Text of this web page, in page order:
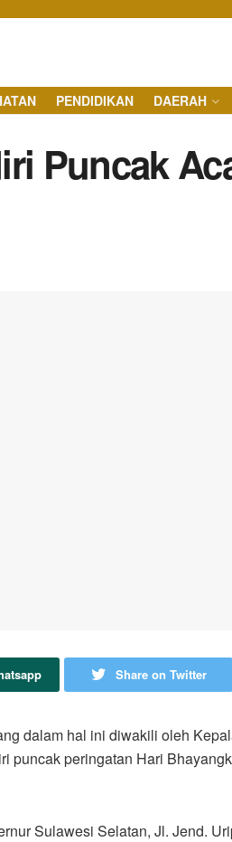
PENDIDIKAN DAERAH
Puncak
Share on Twitter
dalam hal ini diwakili oleh
puncak peringatan Hari
Sulawesi Selatan, Jl. Jend.